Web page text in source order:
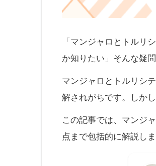
「マンジャロとトルリ
か知りたい」そんな疑
マンジャロとトルリシ
解されがちです。しか
この記事では、マンジ
点まで包括的に解説し